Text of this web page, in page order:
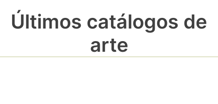
Últimos catálogos de
arte